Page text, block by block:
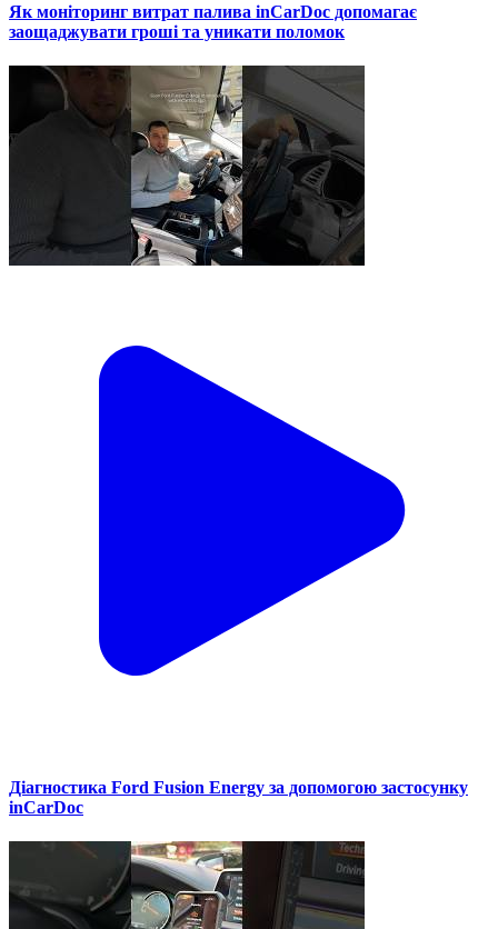
Як моніторинг витрат палива inCarDoc допомагає
заощаджувати гроші та уникати поломок
Діагностика Ford Fusion Energy за допомогою застосунку
inCarDoc